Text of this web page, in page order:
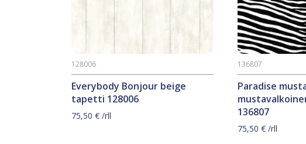
Everybody Bonjour beige
tapetti 128006
128006
75,50 € /rll
Paradise
136807
136807
75,50€ /rll